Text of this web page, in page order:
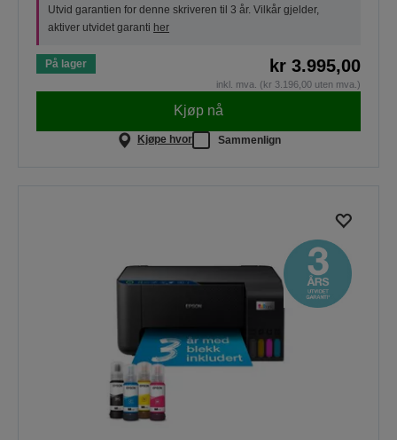
Utvid garantien for denne skriveren til 3 år. Vilkår gjelder,
aktiver utvidet garanti her
På lager kr 3.995,00
inkl. mva. (kr 3.196,00 uten mva.)
Kjøp nå
Kjøpe hvor Sammenlign